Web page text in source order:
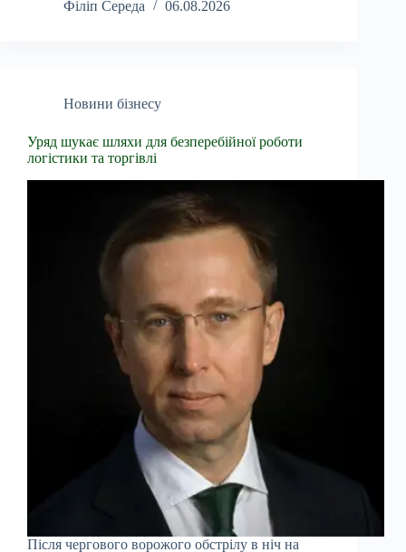
Філіп Середа
06.08.2026
Новини бізнесу
Уряд шукає шляхи для безперебійної роботи
логістики та торгівлі
Після чергового ворожого обстрілу в ніч на